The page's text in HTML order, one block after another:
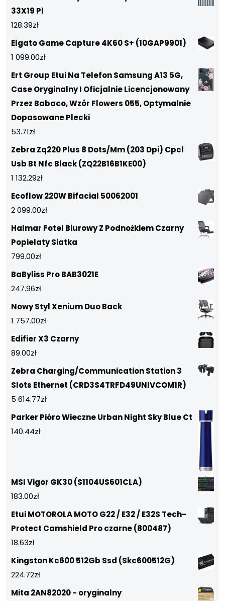
33X19 Pl
128.39zł
Elgato Game Capture 4K60 S+ (10GAP9901)
1 099.00zł
Ert Group Etui Na Telefon Samsung A13 5G,
Case Oryginalny I Oficjalnie Licencjonowany
Przez Babaco, Wzór Flowers 055, Optymalnie
Dopasowane Plecki
53.71zł
Zebra Zq220 Plus 8 Dots/Mm (203 Dpi) Cpcl
Usb Bt Nfc Black (ZQ22B16B1KE00)
1 132.29zł
Ecoflow 220W Bifacial 50062001
2 099.00zł
Halmar Fotel Biurowy Z Podnożkiem Czarny
Popielaty Siatka
799.00zł
BaByliss Pro BAB3021E
247.96zł
Nowy Styl Xenium Duo Back
1 757.00zł
Edifier X3 Czarny
89.00zł
Zebra Charging/Communication Station 3
Slots Ethernet (CRD3S4TRFD49UNIVCOM1R)
5 614.77zł
Parker Pióro Wieczne Urban Night Sky Blue Ct
140.44zł
MSI Vigor GK30 (S1104US601CLA)
183.00zł
Etui MOTOROLA MOTO G22 / E32 / E32S Tech-
Protect Camshield Pro czarne (800487)
18.63zł
Kingston Kc600 512Gb Ssd (Skc600512G)
224.72zł
Mita 2AN82020 - oryginalny